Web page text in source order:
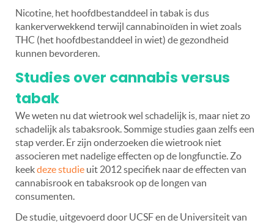
Nicotine, het hoofdbestanddeel in tabak is dus
kankerverwekkend terwijl cannabinoïden in wiet zoals
THC (het hoofdbestanddeel in wiet) de gezondheid
kunnen bevorderen.
Studies over cannabis versus
tabak
We weten nu dat wietrook wel schadelijk is, maar niet zo
schadelijk als tabaksrook. Sommige studies gaan zelfs een
stap verder. Er zijn onderzoeken die wietrook niet
associeren met nadelige effecten op de longfunctie. Zo
keekdeze studie uit 2012 specifiek naar de effecten van
cannabisrook en tabaksrook op de longen van
consumenten.
De studie, uitgevoerd door UCSF en de Universiteit van